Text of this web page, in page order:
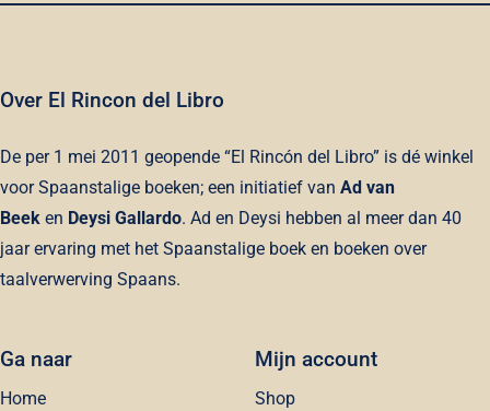
Over El Rincon del Libro
De per 1 mei 2011 geopende “El Rincón del Libro” is dé winkel
voor Spaanstalige boeken; een initiatief van Ad van
Beeken Deysi Gallardo. Ad en Deysi hebben al meer dan 40
jaar ervaring met het Spaanstalige boek en boeken over
taalverwerving Spaans.
Ga naar
Home
Mijn account
Shop